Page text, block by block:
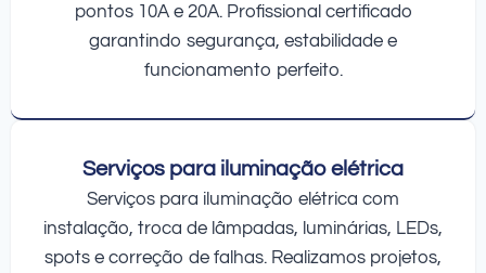
pontos 10A e 20A. Profissional certificado
garantindo segurança, estabilidade e
funcionamento perfeito.
Serviços para iluminação elétrica
Serviços para iluminação elétrica com
instalação, troca de lâmpadas, luminárias, LEDs,
spots e correção de falhas. Realizamos projetos,